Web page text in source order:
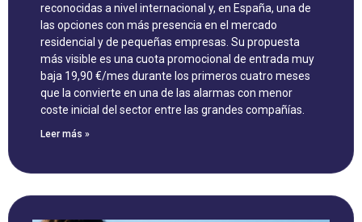
reconocidas a nivel internacional y, en España, una de
las opciones con más presencia en el mercado
residencial y de pequeñas empresas. Su propuesta
más visible es una cuota promocional de entrada muy
baja 19,90 €/mes durante los primeros cuatro meses
que la convierte en una de las alarmas con menor
coste inicial del sector entre las grandes compañías.
Leer más »